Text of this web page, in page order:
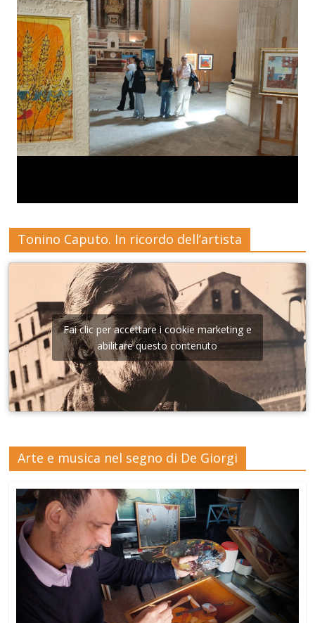
Tonino Caputo. In ricordo dell’artista
Fai clic per accettare i cookie marketing e
abilitare questo contenuto
Arte e musica nel segno di De Giorgi